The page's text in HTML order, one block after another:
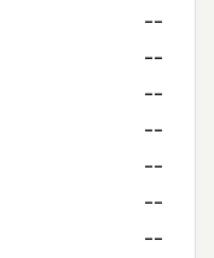
--
--
--
--
--
--
--